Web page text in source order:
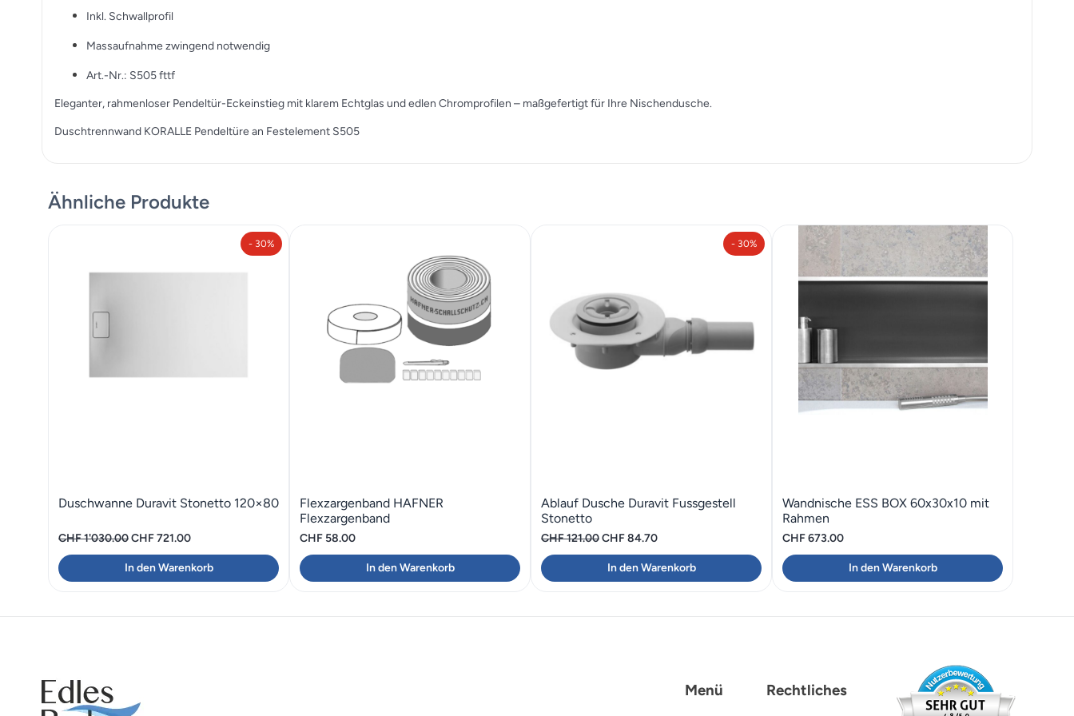
Inkl. Schwallprofil
Massaufnahme zwingend notwendig
Art.-Nr.: S505 fttf
Eleganter, rahmenloser Pendeltür-Eckeinstieg mit klarem Echtglas und edlen Chromprofilen – maßgefertigt für Ihre Nischendusche.
Duschtrennwand KORALLE Pendeltüre an Festelement S505
Ähnliche Produkte
- 30%
Duschwanne Duravit Stonetto 120×80
CHF1'030.00Ursprünglicher
Preis
war:
CHF721.00Aktueller
Preis
ist:
In den Warenkorb
Flexzargenband HAFNER
Flexzargenband
CHF 58.00
In den Warenkorb
- 30%
Ablauf Dusche Duravit Fussgestell
Stonetto
CHF121.00Ursprünglicher
Preis
war:
CHF84.70Aktueller
Preis
ist:
In den Warenkorb
Wandnische ESS BOX 60x30x10 mit
Rahmen
CHF673.00
In den Warenkorb
Menü Rechtliches